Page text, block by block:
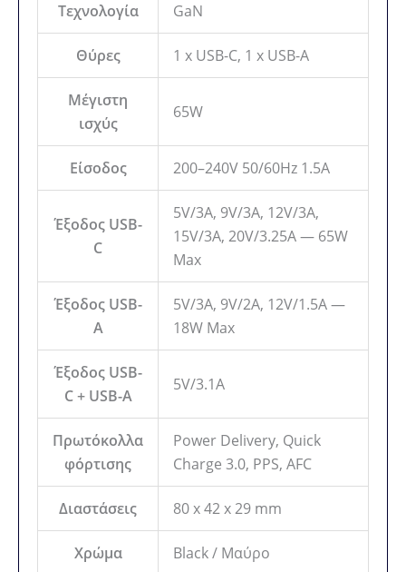
Τεχνολογία GaN
Θύρες 1 x USB-C, 1 x USB-A
Μέγιστη
ισχύς
65W
Είσοδος 200–240V 50/60Hz 1.5A
Έξοδος USB-
C
5V/3A, 9V/3A, 12V/3A,
15V/3A, 20V/3.25A — 65W
Max
Έξοδος USB-
A
5V/3A, 9V/2A, 12V/1.5A —
18W Max
Έξοδος USB-
C + USB-A
5V/3.1A
Πρωτόκολλα
φόρτισης
Power Delivery, Quick
Charge 3.0, PPS, AFC
Διαστάσεις 80 x 42 x 29 mm
Χρώμα Black / Μαύρο